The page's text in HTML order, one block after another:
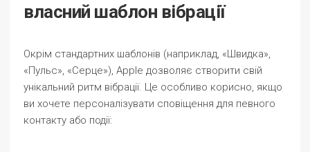
власний шаблон вібрації
Окрім стандартних шаблонів (наприклад, «Швидка»,
«Пульс», «Серце»), Apple дозволяє створити свій
унікальний ритм вібрації. Це особливо корисно, якщо
ви хочете персоналізувати сповіщення для певного
контакту або події: